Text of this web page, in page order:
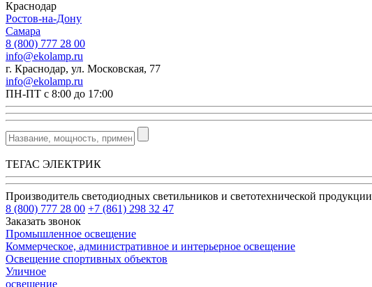
Краснодар
Ростов-на-Дону
Самара
8 (800) 777 28 00
info@ekolamp.ru
г. Краснодар, ул. Московская, 77
info@ekolamp.ru
ПН-ПТ с 8:00 до 17:00
ТЕГАС ЭЛЕКТРИК
Производитель светодиодных светильников и светотехнической продукции
8 (800) 777 28 00 +7 (861) 298 32 47
Заказать звонок
Промышленное освещение
Коммерческое, административное и интерьерное освещение
Освещение спортивных объектов
Уличное
освещение